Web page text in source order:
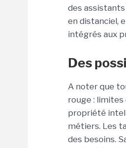
des
en distanciel,
intégrés aux
Des
A noter que
rouge :
propriété
métiers. Les
des besoins.